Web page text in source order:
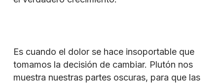
Es cuando el dolor se hace insoportable que
tomamos la decisión de cambiar. Plutón nos
muestra nuestras partes oscuras, para que las